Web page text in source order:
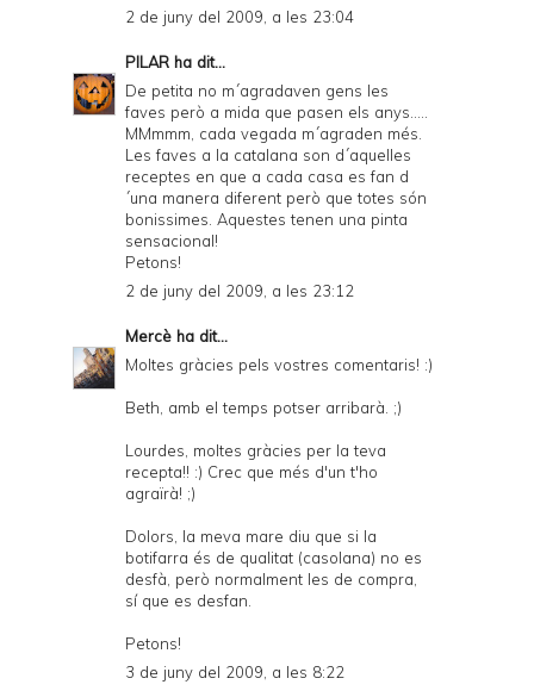
2 de juny del 2009, a les 23:04
PILAR ha dit...
De petita no m´agradaven gens les
faves però a mida que pasen els anys.....
MMmmm, cada vegada m´agraden més.
Les faves a la catalana son d´aquelles
receptes en que a cada casa es fan d
´una manera diferent però que totes són
bonissimes. Aquestes tenen una pinta
sensacional!
Petons!
2 de juny del 2009, a les 23:12
Mercè ha dit...
Moltes gràcies pels vostres comentaris! :)
Beth, amb el temps potser arribarà. ;)
Lourdes, moltes gràcies per la teva
recepta!! :) Crec que més d'un t'ho
agraïrà! ;)
Dolors, la meva mare diu que si la
botifarra és de qualitat (casolana) no es
desfà, però normalment les de compra,
sí que es desfan.
Petons!
3 de juny del 2009, a les 8:22